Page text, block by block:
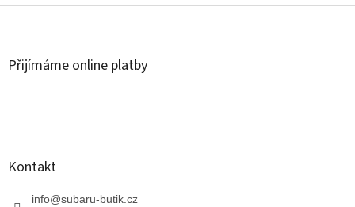
Z
Přijímáme online platby
Kontakt
info@subaru-butik.cz